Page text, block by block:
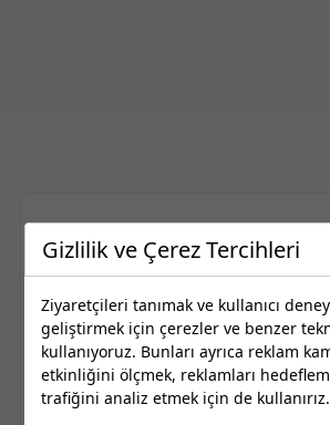
Gizlilik ve Çerez Tercihleri
Ziyaretçileri tanımak ve kullanıcı
geliştirmek için çerezler ve benzer
kullanıyoruz. Bunları ayrıca reklam
etkinliğini ölçmek, reklamları
trafiğini analiz etmek için de kullanırız.
En Yakın Kütahya Berberler
Nerede360’da!
Yorumları ve tavsiyeleri
Kütahya Berberler telefon, adres,
saatleri ve Ağustos 2026 güncel